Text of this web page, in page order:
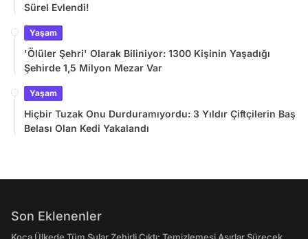
Sürel Evlendi!
Yaşam
'Ölüler Şehri' Olarak Biliniyor: 1300 Kişinin Yaşadığı
Şehirde 1,5 Milyon Mezar Var
Yaşam
Hiçbir Tuzak Onu Durduramıyordu: 3 Yıldır Çiftçilerin Baş
Belası Olan Kedi Yakalandı
Son Eklenenler